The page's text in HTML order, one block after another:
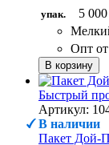
упак.
5
Опт от
В корзину
Быстрый
Артикул:
В наличии
Пакет Дой-